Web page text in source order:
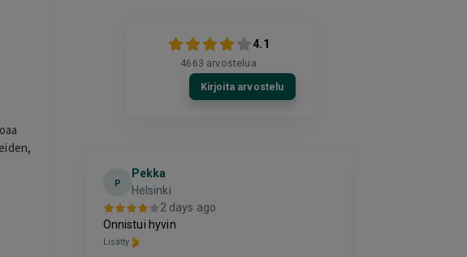
4.1
4663 arvostelua
Kirjoita arvostelu
P
Pekka
Helsinki
2 days ago
Onnistui hyvin
Lisätty